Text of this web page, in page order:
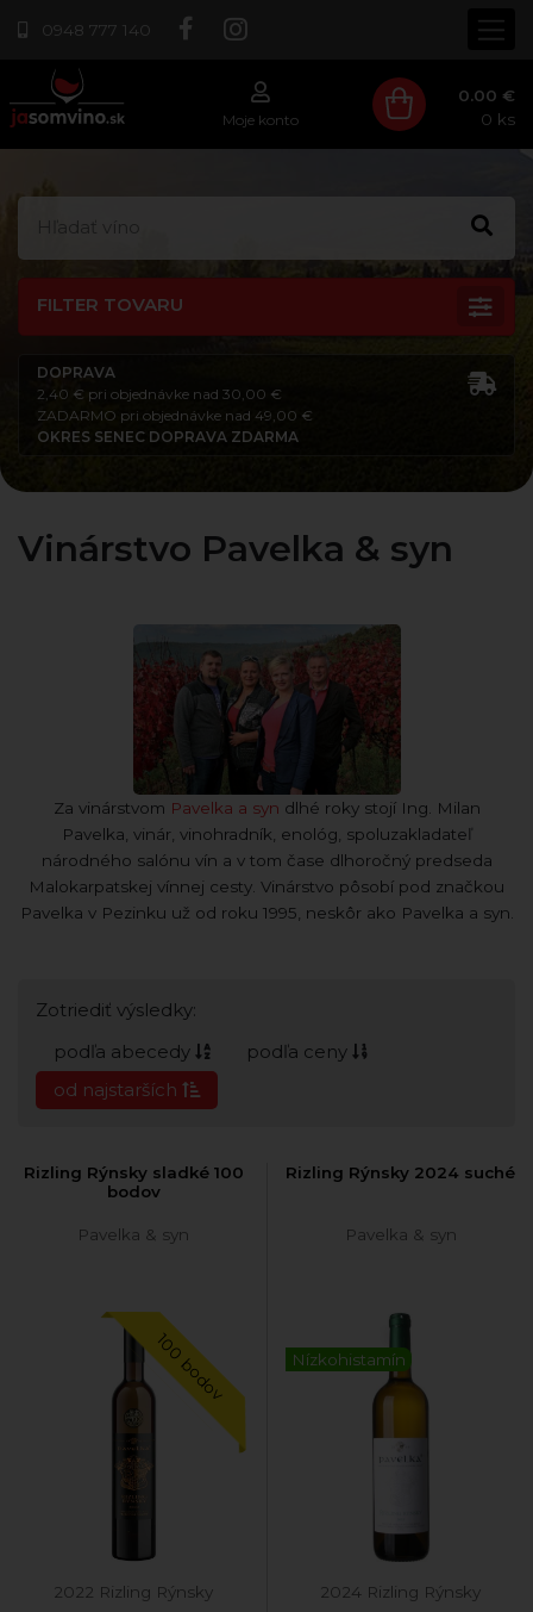
0948 777 140
Moje konto
0.00 €
0 ks
FILTER TOVARU
DOPRAVA
2,40 € pri objednávke nad 30,00 €
ZADARMO pri objednávke nad 49,00 €
OKRES SENEC DOPRAVA ZDARMA
Vinárstvo Pavelka & syn
Za vinárstvom Pavelka a syn dlhé roky stojí Ing. Milan
Pavelka, vinár, vinohradník, enológ, spoluzakladateľ
národného salónu vín a v tom čase dlhoročný predseda
Malokarpatskej vínnej cesty. Vinárstvo pôsobí pod značkou
Pavelka v Pezinku už od roku 1995, neskôr ako Pavelka a syn.
Zotriediť výsledky:
podľa abecedy
podľa ceny
od najstarších
Rizling Rýnsky sladké 100
bodov
Pavelka & syn
100 bodov
2022 Rizling Rýnsky
Rizling Rýnsky 2024 suché
Pavelka & syn
Nízkohistamín
2024 Rizling Rýnsky